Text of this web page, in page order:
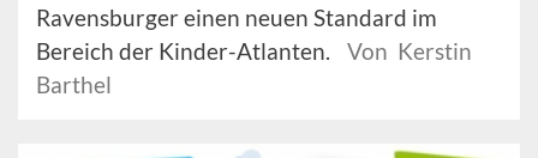
Ravensburger einen neuen Standard im
Bereich der Kinder-Atlanten.
Von Kerstin
Barthel